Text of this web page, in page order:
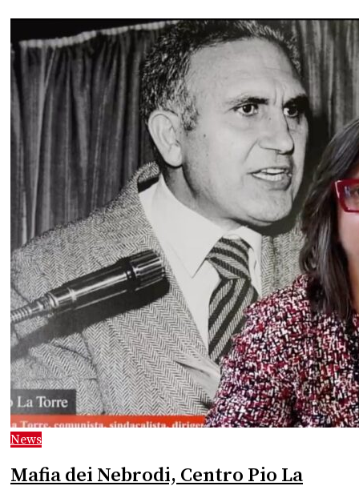
News
Mafia dei Nebrodi, Centro Pio La